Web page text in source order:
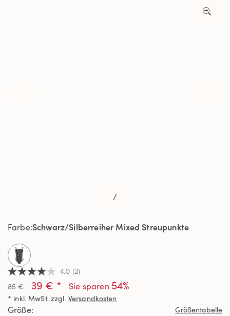
/
4.0
von
5
Sternen,
Durchschnittswert
4.0 (2)
85 € 39 € * Sie sparen 54%
* inkl. MwSt. zzgl. Versandkosten
Farbe Schwarz/Silberreiher Mixed Streupunkte
selected
Größe Größentabelle